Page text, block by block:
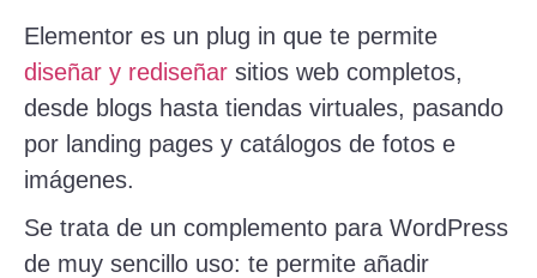
Elementor es un plug in que te permite
diseñar y rediseñar sitios web completos,
desde blogs hasta tiendas virtuales, pasando
por landing pages y catálogos de fotos e
imágenes.
Se trata de un complemento para WordPress
de muy sencillo uso: te permite añadir